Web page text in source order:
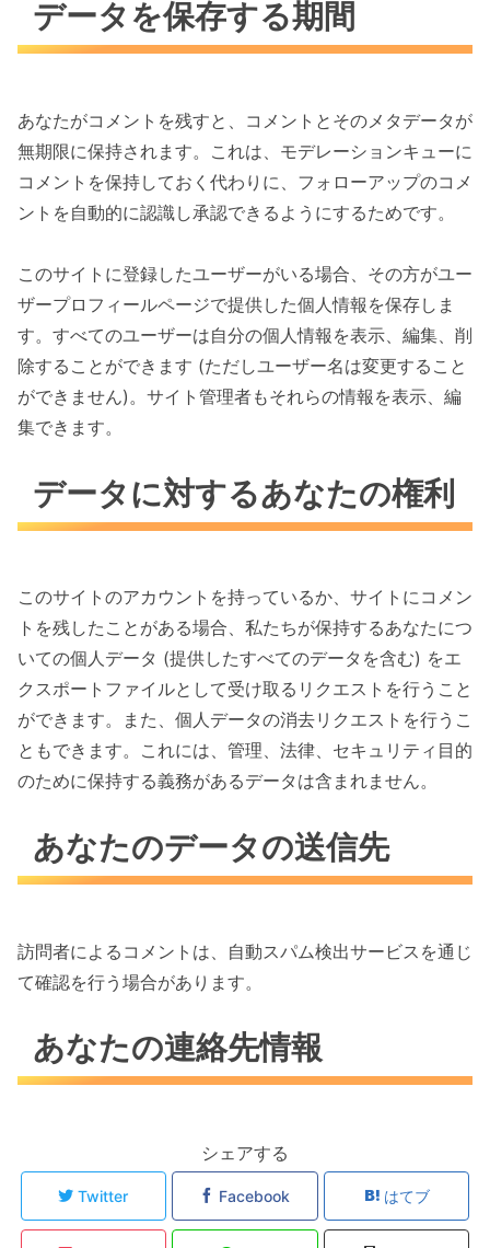
データを保存する期間
あなたがコメントを残すと、コメントとそのメタデータが
無期限に保持されます。これは、モデレーションキューに
コメントを保持しておく代わりに、フォローアップのコメ
ントを自動的に認識し承認できるようにするためです。
このサイトに登録したユーザーがいる場合、その方がユー
ザープロフィールページで提供した個人情報を保存しま
す。すべてのユーザーは自分の個人情報を表示、編集、削
除することができます (ただしユーザー名は変更すること
ができません)。サイト管理者もそれらの情報を表示、編
集できます。
データに対するあなたの権利
このサイトのアカウントを持っているか、サイトにコメン
トを残したことがある場合、私たちが保持するあなたにつ
いての個人データ (提供したすべてのデータを含む) をエ
クスポートファイルとして受け取るリクエストを行うこと
ができます。また、個人データの消去リクエストを行うこ
ともできます。これには、管理、法律、セキュリティ目的
のために保持する義務があるデータは含まれません。
あなたのデータの送信先
訪問者によるコメントは、自動スパム検出サービスを通じ
て確認を行う場合があります。
あなたの連絡先情報
シェアする
Twitter Facebook はてブ